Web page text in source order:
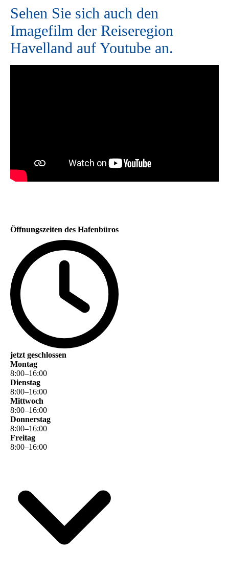
Sehen Sie sich auch den
Imagefilm der Reiseregion
Havelland auf Youtube an.
Öffnungszeiten des Hafenbüros
jetzt geschlossen
Montag
8:00–16:00
Dienstag
8:00–16:00
Mittwoch
8:00–16:00
Donnerstag
8:00–16:00
Freitag
8:00–16:00